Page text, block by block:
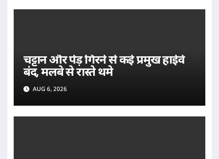
चट्टान और पेड़ गिरने से कई प्रमुख हाईवे
बंद, मलबे से रास्ते थमे
AUG 6, 2026